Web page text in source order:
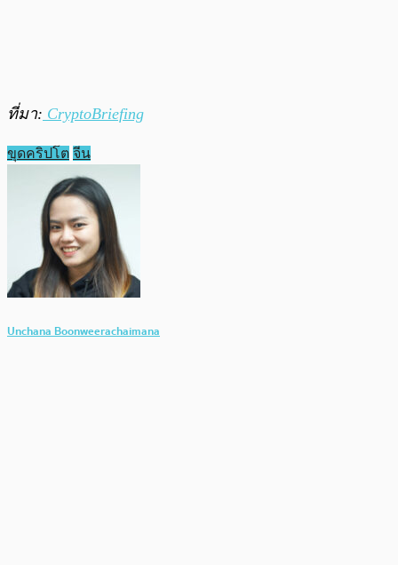
ที่มา: CryptoBriefing
ขุดคริปโต จีน
Unchana Boonweerachaimana